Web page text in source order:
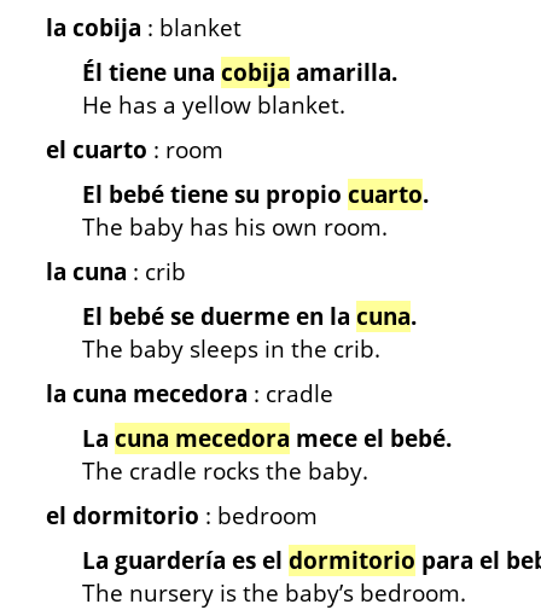
la cobija : blanket
Él tiene una cobija amarilla.
He has a yellow blanket.
el cuarto : room
El bebé tiene su propio cuarto.
The baby has his own room.
la cuna : crib
El bebé se duerme en la cuna.
The baby sleeps in the crib.
la cuna mecedora : cradle
La cuna mecedora mece el bebé.
The cradle rocks the baby.
el dormitorio : bedroom
La guardería es el dormitorio para el
The nursery is the baby’s bedroom.